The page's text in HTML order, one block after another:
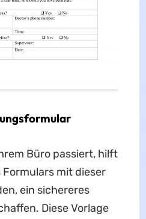
Büro passiert, hilft
mit dieser
ein sichereres
Diese Vorlage